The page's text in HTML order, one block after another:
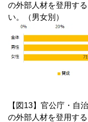
の外部人材を登用す
い。（男女別）
【図13】官公庁・自
の外部人材を登用す